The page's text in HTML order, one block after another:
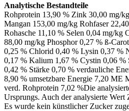
Analytische Bestandteile
Rohprotein 13,90 % Zink 30,00 mg/
Mangan 153,00 mg/kg Rohfaser
Rohasche 11,10 % Selen 0,04 mg/kg
88,00 mg/kg Phosphor 0,27 % ß-
0,25 % Chlorid 0,40 % Lysin 0,37 %
0,17 % Kalium 1,67 % Cystin 0,06 %
0,42 % Stärke 0,70 % verdauliche
8,90 % umsetzbare Energie 7,20 ME
verd. Rohprotein 7,02 %Die
Ursprungs. Auch der analysierte Wert
Es wurde kein künstlicher Zucker